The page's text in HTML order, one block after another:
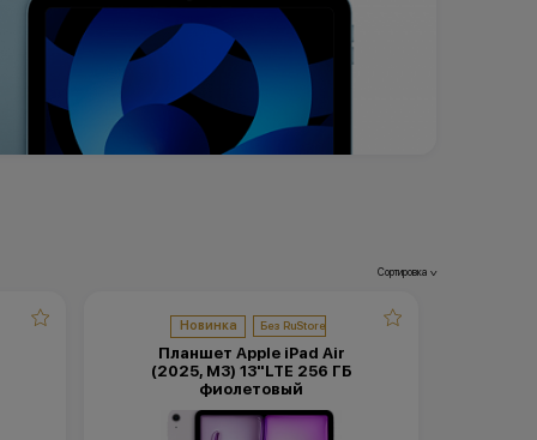
Сортировка >
Новинка
Планшет Apple iPad Air
(2025, M3) 13"LTE 256 ГБ
фиолетовый